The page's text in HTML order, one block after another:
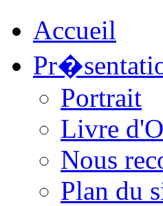
Accueil
Portrait
Livre
Nous
Plan du